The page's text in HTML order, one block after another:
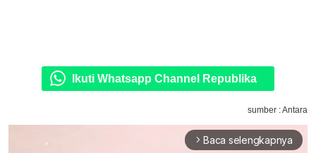
Ikuti Whatsapp Channel Republika
sumber : Antara
arrow_forward_ios Baca selengkapnya